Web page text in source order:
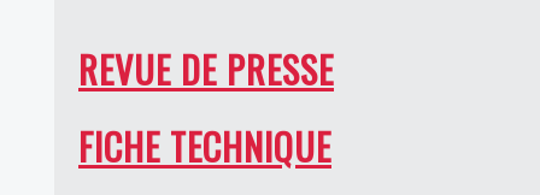
REVUE DE PRESSE
FICHE TECHNIQUE